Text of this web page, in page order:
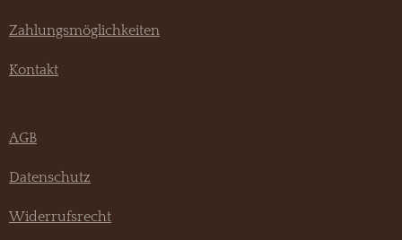
Zahlungsmöglichkeiten
Kontakt
AGB
Datenschutz
Widerrufsrecht